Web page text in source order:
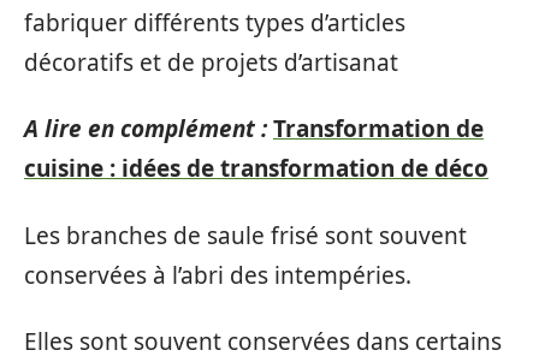
fabriquer différents types d’articles
décoratifs et de projets d’artisanat
A lire en complément :Transformation de
cuisine : idées de transformation de déco
Les branches de saule frisé sont souvent
conservées à l’abri des intempéries.
Elles sont souvent conservées dans certains